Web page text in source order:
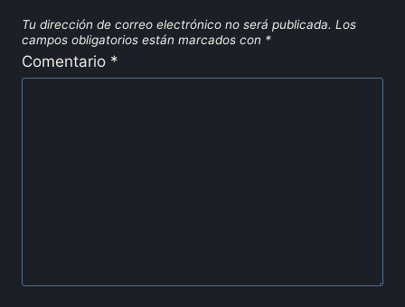
Tu dirección de correo electrónico no será publicada. Los
campos obligatorios están marcados con *
Comentario *